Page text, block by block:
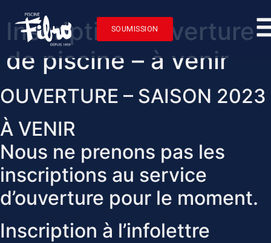
SOUMISSION
Inscription: ouverture
de piscine – à venir
OUVERTURE – SAISON 2023
À VENIR
Nous ne prenons pas les
inscriptions au service
d’ouverture pour le moment.
Inscription à l’infolettre